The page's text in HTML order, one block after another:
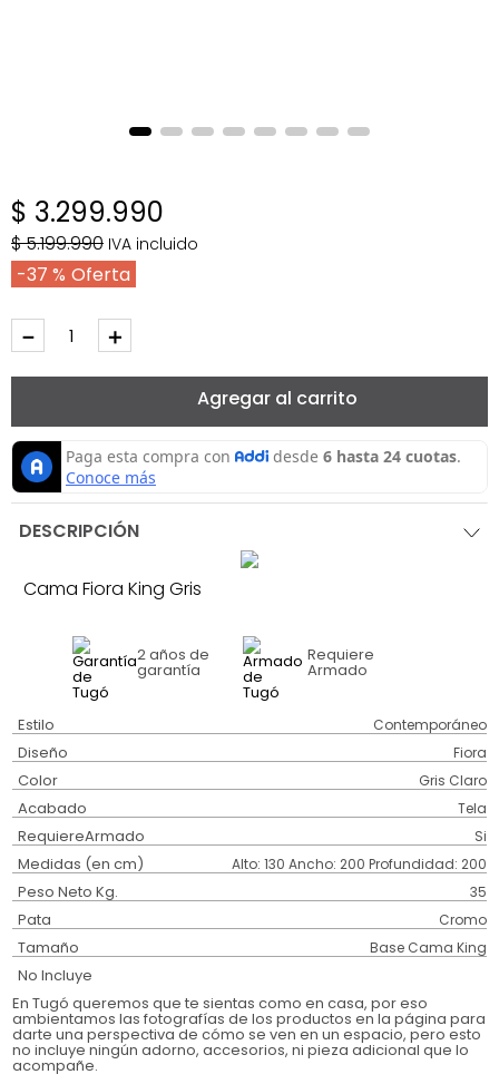
$ 3.299.990
$5.199.990 IVA incluido
37 %
＋
－
Agregar al carrito
DESCRIPCIÓN
Cama Fiora King Gris
2 años de
garantía
Requiere
Armado
Estilo Contemporáneo
Diseño Fiora
Color Gris Claro
Acabado Tela
RequiereArmado Si
Medidas (en cm) Alto: 130 Ancho: 200 Profundidad: 200
Peso Neto Kg. 35
Pata Cromo
Tamaño Base Cama King
No Incluye
En Tugó queremos que te sientas como en casa, por eso
ambientamos las fotografías de los productos en la página para
darte una perspectiva de cómo se ven en un espacio, pero esto
no incluye ningún adorno, accesorios, ni pieza adicional que lo
acompañe.